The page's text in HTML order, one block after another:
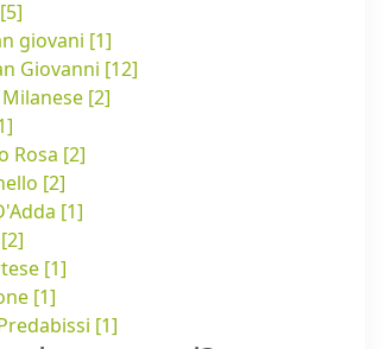
giovani [1]
Giovanni [12]
[2]
Rosa [2]
[2]
[1]
[1]
[1]
[1]